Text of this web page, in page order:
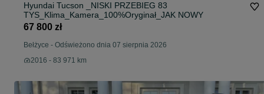
Hyundai Tucson _NISKI PRZEBIEG 83
TYS_Klima_Kamera_100%Oryginał_JAK NOWY
67 800 zł
Bełżyce - Odświeżono dnia 07 sierpnia 2026
2016 - 83 971 km